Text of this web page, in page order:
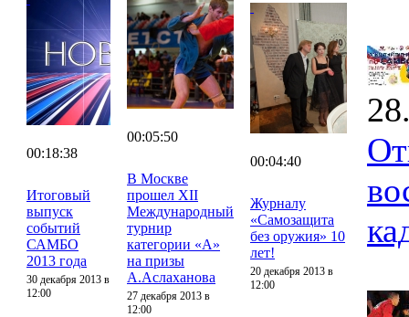
00:18:38
Итоговый
выпуск
событий
САМБО
2013 года
30 декабря 2013 в
12:00
00:05:50
В Москве
прошел XII
Международный
турнир
категории «А»
на призы
А.Аслаханова
27 декабря 2013 в
12:00
00:04:40
Журналу
«Самозащита
без оружия» 10
лет!
20 декабря 2013 в
12:00